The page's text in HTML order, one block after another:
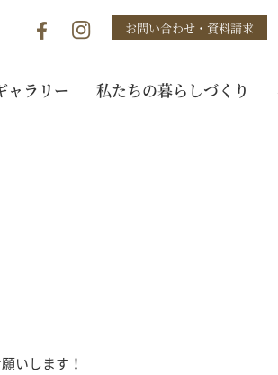
お問い合わせ・資料請求
ャラリー 私たちの暮らしづくり
いします！